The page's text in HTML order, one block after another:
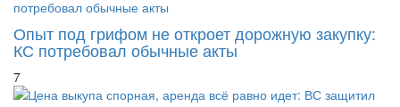
Опыт под грифом не откроет дорожную закупку:
КС потребовал обычные акты
7